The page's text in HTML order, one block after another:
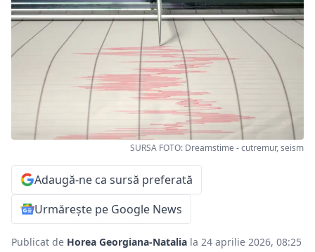
SURSA FOTO: Dreamstime - cutremur, seism
Adaugă-ne ca sursă preferată
Urmărește pe Google News
Publicat de Horea Georgiana-Natalia la 24 aprilie 2026, 08:25